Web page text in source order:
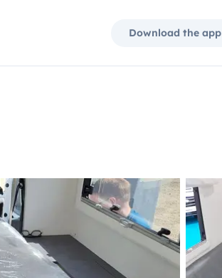
Download the app